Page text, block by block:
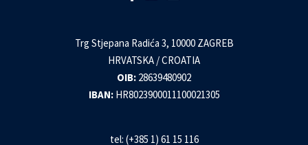
Trg Stjepana Radića 3, 10000 ZAGREB
HRVATSKA / CROATIA
OIB: 28639480902
IBAN: HR8023900011100021305
tel: (+385 1) 61 15 116